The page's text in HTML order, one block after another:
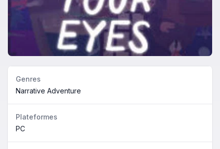
Genres
Narrative Adventure
Plateformes
PC